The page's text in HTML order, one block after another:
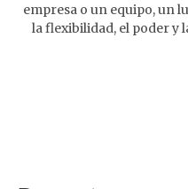
empresa o un equipo, un
la flexibilidad, el poder y